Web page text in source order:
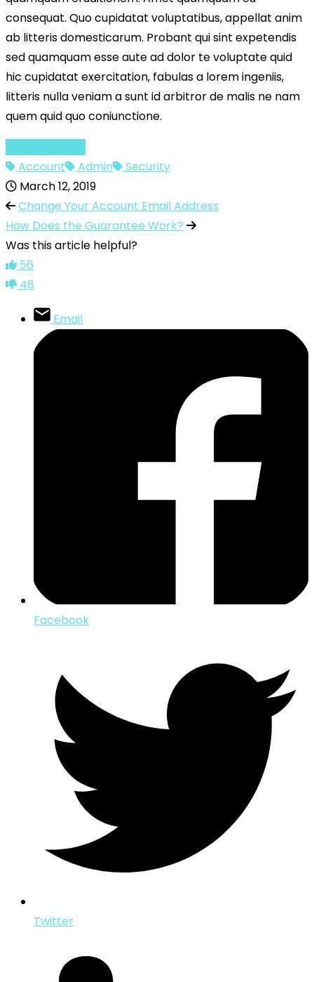
consequat. Quo cupidatat voluptatibus, appellat anim
ab litteris domesticarum. Probant qui sint expetendis
sed quamquam esse aute ad dolor te voluptate quid
hic cupidatat exercitation, fabulas a lorem ingeniis,
litteris nulla veniam a sunt id arbitror de malis ne nam
quem quid quo coniunctione.
Account
Admin
Security
March 12, 2019
Change Your Account Email Address
How Does the Guarantee Work?
Was this article helpful?
56
48
Email
Facebook
Twitter